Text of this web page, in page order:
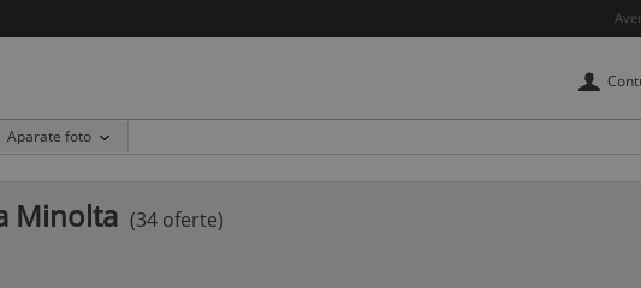
Aparate foto
Minolta (34 oferte)